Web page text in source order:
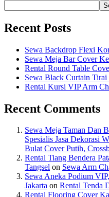
Recent Posts
Sewa Backdrop Flexi
Sewa Meja Bar Cover
Rental Round Table
Sewa Black Curtain Tirai
Rental Kursi VIP Arm
Recent Comments
Sewa Meja Taman Dan
Spesialis Jasa Dekorasi
Bulat Cover Putih,
Rental Tiang Bendera
Tangsel on Sewa Arm
Sewa Aneka Podium
Jakarta on Rental Tenda
Rental Flooring Cover